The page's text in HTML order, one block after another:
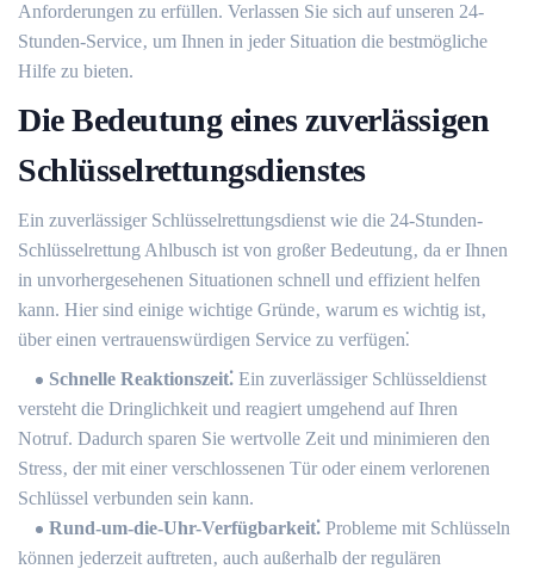
Anforderungen zu erfüllen.​ Verlassen Sie sich auf unseren 24-
Stunden-Service‚ um Ihnen in jeder Situation die bestmögliche
Hilfe zu bieten.
Die Bedeutung eines zuverlässigen
Schlüsselrettungsdienstes
Ein zuverlässiger Schlüsselrettungsdienst wie die 24-Stunden-
Schlüsselrettung Ahlbusch ist von großer Bedeutung‚ da er Ihnen
in unvorhergesehenen Situationen schnell und effizient helfen
kann.​ Hier sind einige wichtige Gründe‚ warum es wichtig ist‚
über einen vertrauenswürdigen Service zu verfügen⁚
Schnelle Reaktionszeit⁚ Ein zuverlässiger Schlüsseldienst
versteht die Dringlichkeit und reagiert umgehend auf Ihren
Notruf.​ Dadurch sparen Sie wertvolle Zeit und minimieren den
Stress‚ der mit einer verschlossenen Tür oder einem verlorenen
Schlüssel verbunden sein kann.​
Rund-um-die-Uhr-Verfügbarkeit⁚ Probleme mit Schlüsseln
können jederzeit auftreten‚ auch außerhalb der regulären